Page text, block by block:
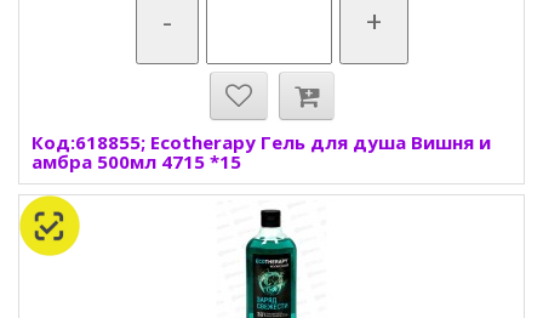
- +
Код:618855; Ecotherapy Гель для душа Вишня и
амбра 500мл 4715 *15